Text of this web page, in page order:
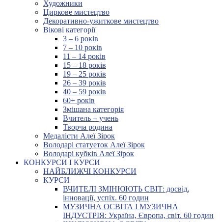
Художники
Циркове мистецтво
Декоративно-ужиткове мистецтво
Вікові категорії
3 – 6 років
7 – 10 років
11 – 14 років
15 – 18 років
19 – 25 років
26 – 39 років
40 – 59 років
60+ років
Змішана категорія
Вчитель + учень
Творча родина
Медалісти Алеї Зірок
Володарі статуеток Алеї Зірок
Володарі кубків Алеї Зірок
КОНКУРСИ І КУРСИ
НАЙБЛИЖЧІ КОНКУРСИ
КУРСИ
ВЧИТЕЛІ ЗМІНЮЮТЬ СВІТ: досвід,
інновації, успіх. 60 годин
МУЗИЧНА ОСВІТА І МУЗИЧНА
ІНДУСТРІЯ: Україна, Європа, світ. 60 годин